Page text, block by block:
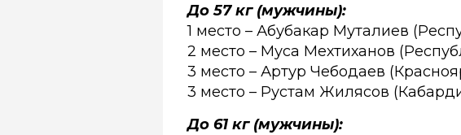
До 57 кг (мужчины):
1 место – Абубакар Муталиев
2 место – Муса Мехтиханов
3 место – Артур Чебодаев
3 место – Рустам Жилясов
До 61 кг (мужчины):